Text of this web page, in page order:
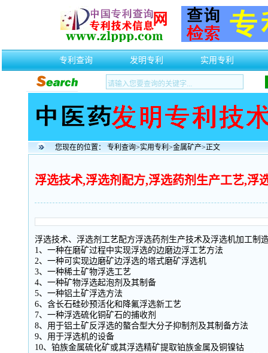
专利查询 发明专利 实用专利
您现在的位置： 专利查询>实用专利 >金属矿产>正文
浮选技术,浮选剂配方,浮选药剂生产工艺,浮
浮选技术、浮选剂工艺配方浮选药剂生产技术及浮选机加工制
1、一种在磨矿过程中实现浮选的边磨边浮工艺方法
2、一种可实现边磨矿边浮选的塔式磨矿浮选机
3、一种稀土矿物浮选工艺
4、一种矿物浮选起泡剂及其制备
5、一种铝土矿浮选方法
6、含长石硅砂预活化和降氟浮选新工艺
7、一种浮选硫化铜矿石的捕收剂
8、用于铝土矿反浮选的螯合型大分子抑制剂及其制备方法
9、用于浮选机的设备
10、铂族金属硫化矿或其浮选精矿提取铂族金属及铜镍钴